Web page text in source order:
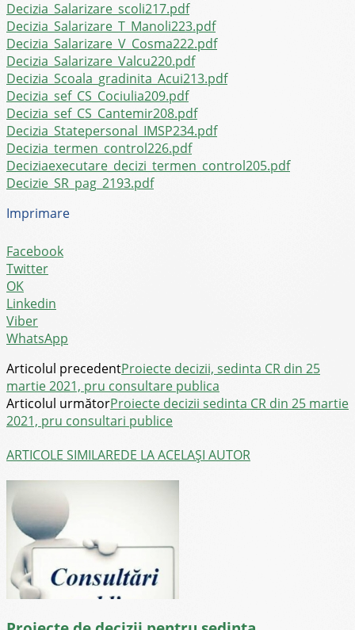
Decizia_Salarizare_scoli217.pdf
Decizia_Salarizare_T_Manoli223.pdf
Decizia_Salarizare_V_Cosma222.pdf
Decizia_Salarizare_Valcu220.pdf
Decizia_Scoala_gradinita_Acui213.pdf
Decizia_sef_CS_Cociulia209.pdf
Decizia_sef_CS_Cantemir208.pdf
Decizia_Statepersonal_IMSP234.pdf
Decizia_termen_control226.pdf
Deciziaexecutare_decizi_termen_control205.pdf
Decizie_SR_pag_2193.pdf
Imprimare
Facebook
Twitter
OK
Linkedin
Viber
WhatsApp
Articolul precedentProiecte decizii, sedinta CR din 25
martie 2021, pru consultare publica
Articolul următorProiecte decizii sedinta CR din 25 martie
2021, pru consultari publice
ARTICOLE SIMILAREDE LA ACELAȘI AUTOR